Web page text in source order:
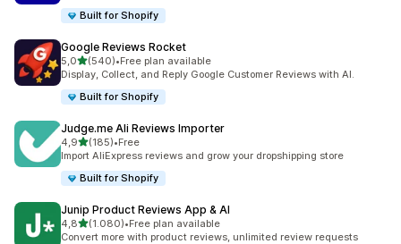
Built for Shopify
Google Reviews Rocket
5,05 yıldız üzerinden
(540)
toplam 540 değerlendirme
•Free plan available
Display, Collect, and Reply Google Customer Reviews with AI.
Built for Shopify
Judge.me Ali Reviews Importer
4,95 yıldız üzerinden
(185)
toplam 185 değerlendirme
•Free
Import AliExpress reviews and grow your dropshipping store
Built for Shopify
Junip Product Reviews App & AI
4,85 yıldız üzerinden
(1.080)
toplam 1080 değerlendirme
•Free plan available
Convert more with product reviews, unlimited review requests